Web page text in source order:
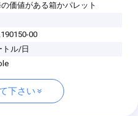
価値がある箱かパレット
00
トル/日
下さい